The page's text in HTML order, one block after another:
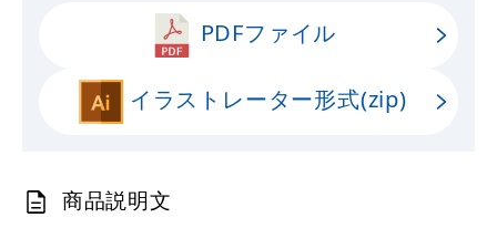
PDFファイル
イラストレーター形式(zip)
商品説明文